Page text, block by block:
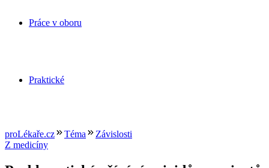
Práce v oboru
Praktické
proLékaře.cz Téma
Závislosti
Z medicíny